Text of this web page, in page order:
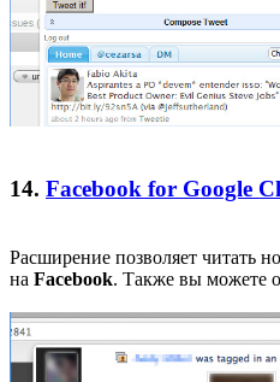
14. Facebook for Google
Расширение позволяет читать
на Facebook. Также вы можете